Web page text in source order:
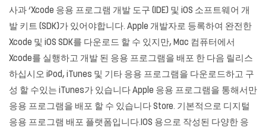
사과 ‘Xcode 응용 프로그램 개발 도구 (IDE) 및 iOS 소프트웨어 개
발 키트 (SDK)가 있어야합니다. Apple 개발자로 등록하여 완전한
Xcode 및 iOS SDK를 다운로드 할 수 있지만, Mac 컴퓨터에서
Xcode를 실행하고 개발 된 응용 프로그램을 배포 한 다음 릴리스
하십시오 iPod, iTunes 및 기타 응용 프로그램을 다운로드하고 구
성 할 수있는 iTunes가 있습니다 Apple 응용 프로그램을 통해서만
응용 프로그램을 배포 할 수 있습니다 Store. 기본적으로 디지털
응용 프로그램 배포 플랫폼입니다.IOS 용으로 작성된 다양한 응